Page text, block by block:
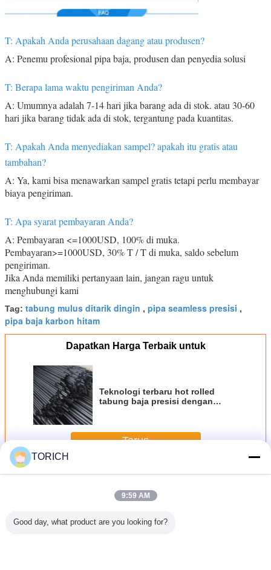
T: Apakah Anda perusahaan dagang atau produsen?
A: Penemu profesional pipa baja, produsen dan penyedia solusi
T: Berapa lama waktu pengiriman Anda?
A: Umumnya adalah 7-14 hari jika barang ada di stok. atau 30-60
hari jika barang tidak ada di stok, tergantung pada kuantitas.
T: Apakah Anda menyediakan sampel? apakah itu gratis atau
tambahan?
A: Ya, kami bisa menawarkan sampel gratis tetapi perlu membayar
biaya pengiriman.
T: Apa syarat pembayaran Anda?
A: Pembayaran <=1000USD, 100% di muka.
Pembayaran>=1000USD, 30% T / T di muka, saldo sebelum
pengiriman.
Jika Anda memiliki pertanyaan lain, jangan ragu untuk
menghubungi kami
Tag: tabung mulus ditarik dingin , pipa seamless presisi ,
pipa baja karbon hitam
Dapatkan Harga Terbaik untuk
Teknologi terbaru hot rolled
tabung baja presisi dengan
Terus
LebihTabung Baja Presisi Seamless
TORICH
9:59 AM
Good day, what product are you looking for?